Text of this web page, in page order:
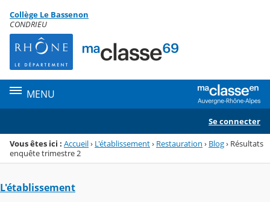
Menu de la rubrique
Contenu
Collège Le Bassenon
CONDRIEU
MENU
Se connecter
Vous êtes ici : Accueil› L'établissement› Restauration › Blog› Résultats
enquête trimestre 2
L'établissement